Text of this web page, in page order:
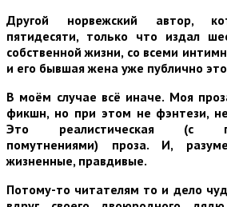
Другой норвежский автор,
пятидесяти, только что издал
собственной жизни, со всеми
и его бывшая жена уже публично
В моём случае всё иначе. Моя
фикшн, но при этом не фэнтези,
Это реалистическая (с
помутнениями) проза. И,
жизненные, правдивые.
Потому-то читателям то и дело